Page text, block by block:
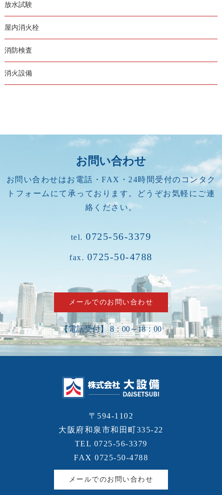
放水試験
屋内消火栓
消防検査
消火設備
お問い合わせ
お問い合わせはお電話・FAX・24時間受付のコンタク
トフォームにて承っております。どうぞお気軽にご連
絡ください。
tel.0725-56-3379
fax. 0725-50-4788
メールでのお問い合わせ
【電話受付】 8：00～18：00
〒594-1102
大阪府和泉市和田町335-22
TEL 0725-56-3379
FAX 0725-50-4788
メールでのお問い合わせ